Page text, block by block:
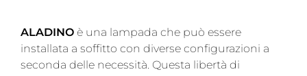
ALADINO è una lampada che può essere
installata a soffitto con diverse configurazioni a
seconda delle necessità. Questa libertà di